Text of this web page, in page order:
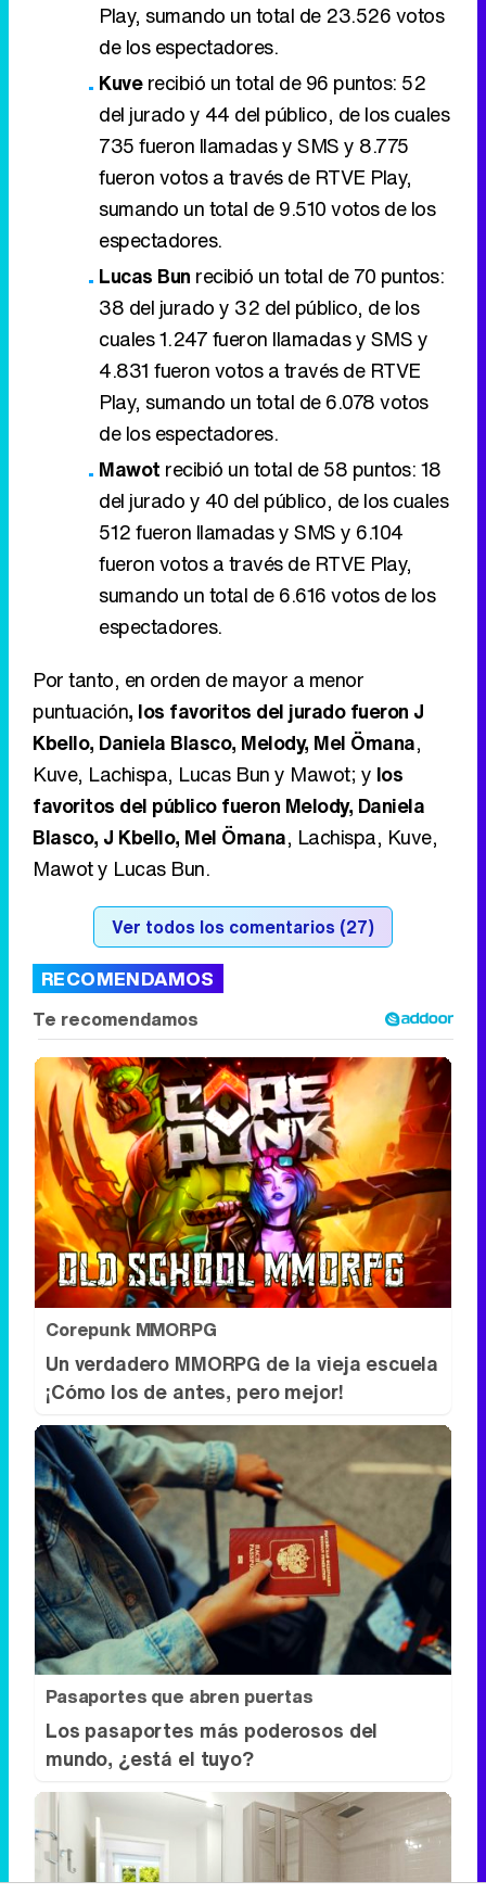
Play, sumando un total de 23.526 votos
de los espectadores.
Kuverecibió un total de 96 puntos: 52
del jurado y 44 del público, de los cuales
735 fueron llamadas y SMS y 8.775
fueron votos a través de RTVE Play,
sumando un total de 9.510 votos de los
espectadores.
Lucas Bun recibió un total de 70 puntos:
38 del jurado y 32 del público, de los
cuales 1.247 fueron llamadas y SMS y
4.831 fueron votos a través de RTVE
Play, sumando un total de 6.078 votos
de los espectadores.
Mawot recibió un total de 58 puntos: 18
del jurado y 40 del público, de los cuales
512 fueron llamadas y SMS y 6.104
fueron votos a través de RTVE Play,
sumando un total de 6.616 votos de los
espectadores.
Por tanto, en orden de mayor a menor
puntuación, los favoritos del jurado fueron J
Kbello, Daniela Blasco, Melody, Mel Ömana,
Kuve, Lachispa, Lucas Bun y Mawot; y los
favoritos del público fueron Melody, Daniela
Blasco, J Kbello, Mel Ömana, Lachispa, Kuve,
Mawot y Lucas Bun.
Ver todos los comentarios (27)
RECOMENDAMOS
Corepunk MMORPG
Un verdadero MMORPG de la vieja escuela
¡Cómo los de antes, pero mejor!
Pasaportes que abren puertas
Los pasaportes más poderosos del
mundo, ¿está el tuyo?